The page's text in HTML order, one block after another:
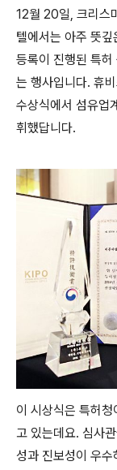
12월 20일, 크리스
텔에서는 아주 뜻
등록이 진행된 특
는 행사입니다. 휴
수상식에서 섬유업
휘했답니다.
이 시상식은 특허
고 있는데요. 심사
성과 진보성이 우